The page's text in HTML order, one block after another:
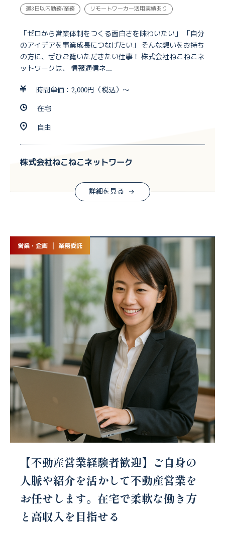
週3日以内勤務/業務 リモートワーカー活用実績あり
「ゼロから営業体制をつくる面白さを味わいたい」 「自分
のアイデアを事業成長につなげたい」 そんな想いをお持ち
の方に、ぜひご覧いただきたい仕事！ 株式会社ねこねこネ
ットワークは、 情報通信ネ...
時間単価：2,000円（税込）～
在宅
自由
株式会社ねこねこネットワーク
詳細を見る
営業・企画 | 業務委託
【不動産営業経験者歓迎】ご自身の
人脈や紹介を活かして不動産営業を
お任せします。在宅で柔軟な働き方
と高収入を目指せる